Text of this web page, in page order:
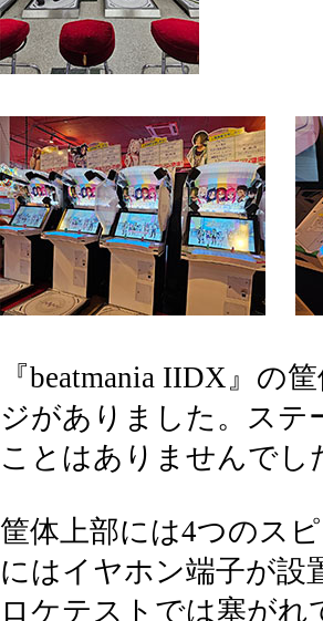
『beatmania IIDX』の
ジがありました。ステ
ことはありませんでし
筐体上部には4つのス
にはイヤホン端子が設
ロケテストでは塞が